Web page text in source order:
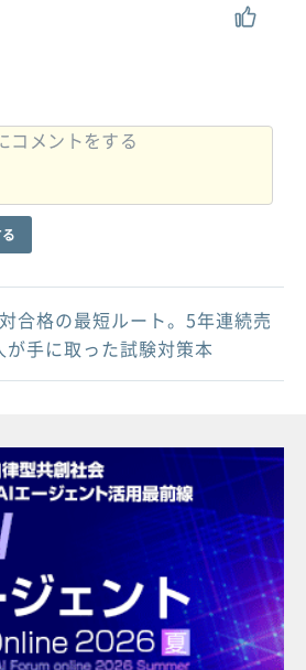
合格の最短ルート。5年連続売
手に取った試験対策本